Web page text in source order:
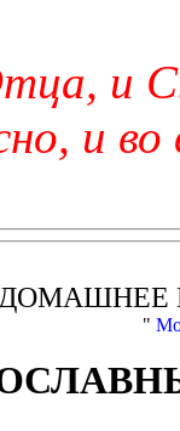
и
и во
ДОМАШНЕЕ
"